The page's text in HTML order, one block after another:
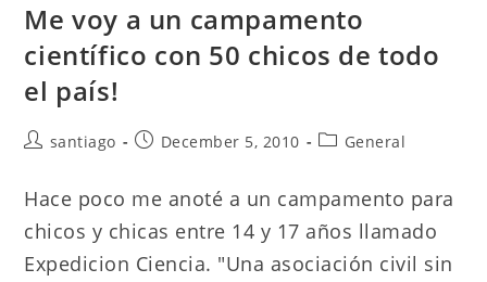
Me voy a un campamento
científico con 50 chicos de todo
el país!
Postsantiago
PostDecember 5, 2010
PostGeneral
Hace poco me anoté a un campamento para
chicos y chicas entre 14 y 17 años llamado
Expedicion Ciencia. "Una asociación civil sin